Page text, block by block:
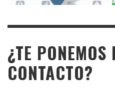
¿TE PONEMOS
CONTACTO?